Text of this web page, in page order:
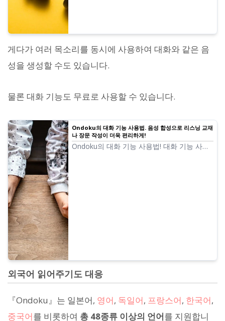
게다가 여러 목소리를 동시에 사용하여 대화와 같은 음
성을 생성할 수도 있습니다.
물론 대화 기능도 무료로 사용할 수 있습니다.
Ondoku의 대화 기능 사용법. 음성 합성으로 리스닝 교재
나 장문 작성이 더욱 편리하게!
Ondoku의 대화 기능 사용법! 대화 기능 사용
외국어 읽어주기도 대응
『Ondoku』는 일본어, 영어, 독일어, 프랑스어, 한국어,
중국어를 비롯하여 총 48종류 이상의 언어를 지원합니